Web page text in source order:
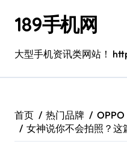
189手机网
大型手机资讯类网站！
首页 热门品牌 OPPO
女神说你不会拍照？